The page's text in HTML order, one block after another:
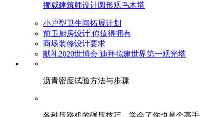
挪威建筑师设计圆形观鸟木塔
小户型卫生间拓展计划
前卫厨房设计 你值得拥有
商场装修设计要求
献礼2020世博会 迪拜拟建世界第一观光塔
​沥青密度试验方法与步骤